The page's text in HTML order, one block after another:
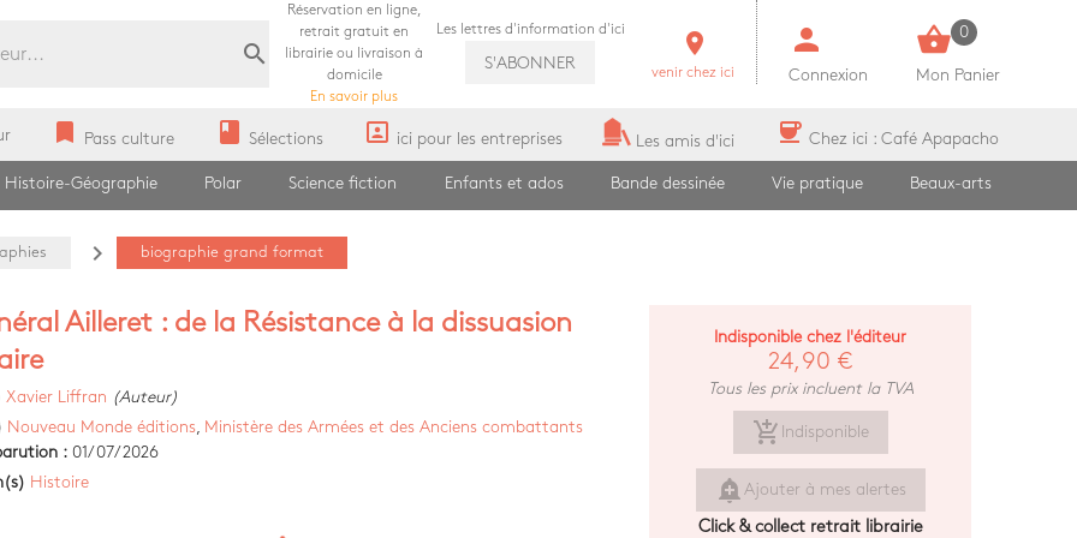
search
Réservation en ligne,
retrait gratuit en
librairie ou livraison à
domicile
En savoir plus
Les lettres d'information d'ici
S'ABONNER
room
venir chez ici
person
Connexion
shopping_basket 0
Mon Panier
bookmark Pass culture book Sélections portrait ici pour les entreprises Les amis d'ici coffee Chez ici : Café Apapacho
Histoire-Géographie Polar Science fiction Enfants et ados Bande dessinée Vie pratique Beaux-arts
navigate_next biographie grand format
Ailleret : de la Résistance à la dissuasion
Xavier Liffran (Auteur)
Nouveau Monde éditions
Ministère des Armées et des Anciens combattants
: 01/07/2026
Histoire
Indisponible chez l'éditeur
24,90 €
Tous les prix incluent la TVA
add_shopping_cart Indisponible
add_alert Ajouter à mes alertes
Click & collect retrait librairie